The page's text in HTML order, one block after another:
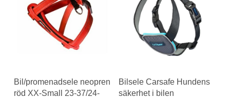
Bil/promenadsele neopren
röd XX-Small 23-37/24-
Bilsele Carsafe Hundens
säkerhet i bilen